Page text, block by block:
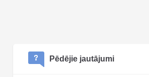
Pēdējie jautājumi